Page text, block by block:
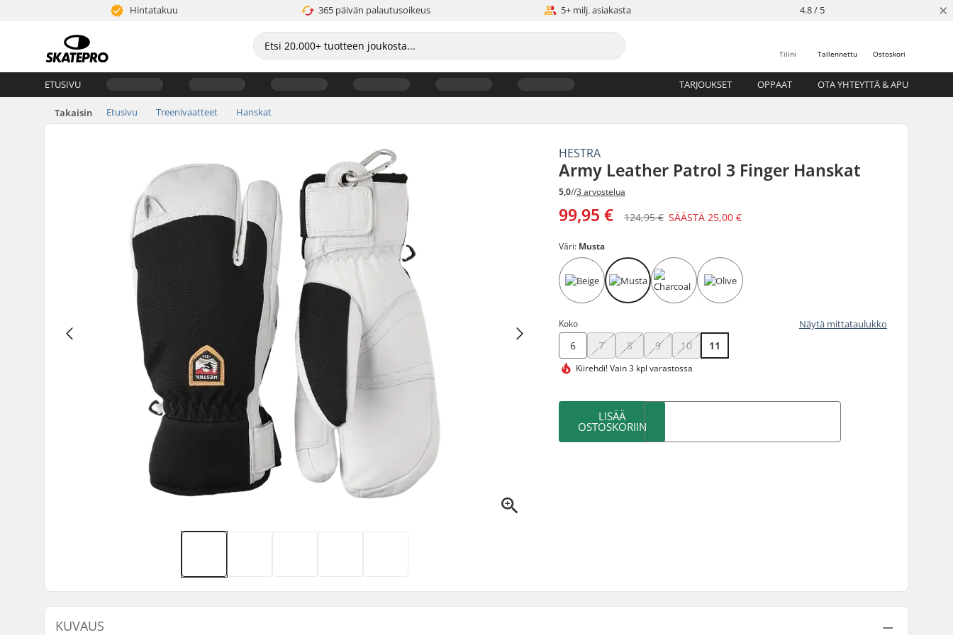
Hintatakuu 365 päivän palautusoikeus 5+ milj. asiakasta 4.8 / 5 ×
Ostoskori
Tallennettu
Tilini
ETUSIVU TARJOUKSET OPPAAT OTA YHTEYTTÄ & APU
Takaisin Etusivu Treenivaatteet Hanskat
HESTRA
Army Leather Patrol 3 Finger Hanskat
5,0//3 arvostelua
99,95 € 124,95 € SÄÄSTÄ25,00 €
Väri: Musta
Koko Näytä mittataulukko
6 7 8 9 10 11
Kiirehdi!Vain 3 kpl varastossa
LISÄÄ
OSTOSKORIIN
KUVAUS